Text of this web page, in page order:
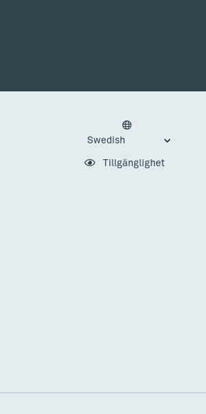
Tillgänglighet